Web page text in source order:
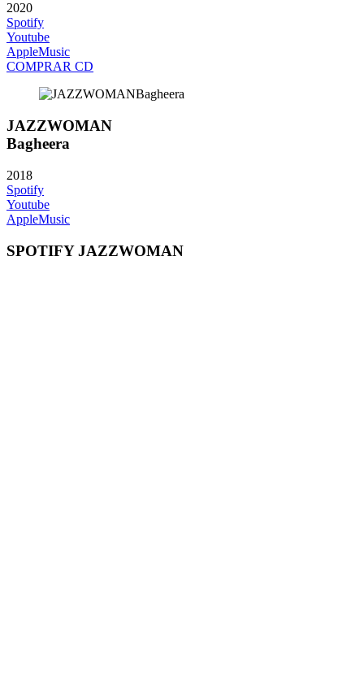
2020
Spotify
Youtube
AppleMusic
COMPRAR CD
JAZZWOMAN
Bagheera
2018
Spotify
Youtube
AppleMusic
SPOTIFY JAZZWOMAN